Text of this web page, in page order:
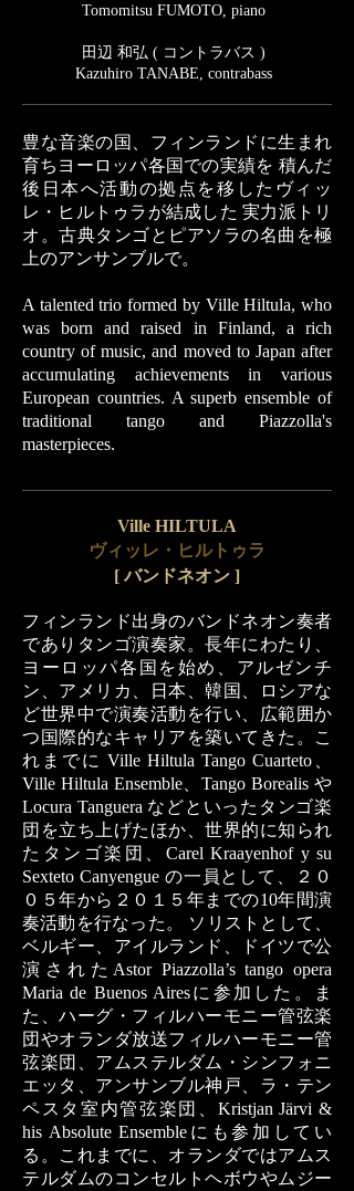
Tomomitsu FUMOTO, piano
田辺 和弘 ( コントラバス )
Kazuhiro TANABE, contrabass
豊な音楽の国、フィンランドに生まれ
育ちヨーロッパ各国での実績を 積んだ
後日本へ活動の拠点を移したヴィッ
レ・ヒルトゥラが結成した 実力派トリ
オ。古典タンゴとピアソラの名曲を極
上のアンサンブルで。
A talented trio formed by Ville Hiltula, who
was born and raised in Finland, a rich
country of music, and moved to Japan after
accumulating achievements in various
European countries. A superb ensemble of
traditional tango and Piazzolla's
masterpieces.
Ville HILTULA
ヴィッレ・ヒルトゥラ
[バンドネオン ]
フィンランド出身のバンドネオン奏者
でありタンゴ演奏家。長年にわたり、
ヨーロッパ各国を始め、アルゼンチ
ン、アメリカ、日本、韓国、ロシアな
ど世界中で演奏活動を行い、広範囲か
つ国際的なキャリアを築いてきた。こ
れまでに Ville Hiltula Tango Cuarteto、
Ville Hiltula Ensemble、Tango Borealis や
Locura Tanguera などといったタンゴ楽
団を立ち上げたほか、世界的に知られ
たタンゴ楽団、Carel Kraayenhof y su
Sexteto Canyengue の一員として、２０
０５年から２０１５年までの10年間演
奏活動を行なった。 ソリストとして、
ベルギー、アイルランド、ドイツで公
演されたAstor Piazzolla’s tango opera
Maria de Buenos Airesに参加した。ま
た、ハーグ・フィルハーモニー管弦楽
団やオランダ放送フィルハーモニー管
弦楽団、アムステルダム・シンフォニ
エッタ、アンサンブル神戸、ラ・テン
ペスタ室内管弦楽団、Kristjan Järvi &
his Absolute Ensembleにも参加してい
る。これまでに、オランダではアムス
テルダムのコンセルトヘボウやムジー